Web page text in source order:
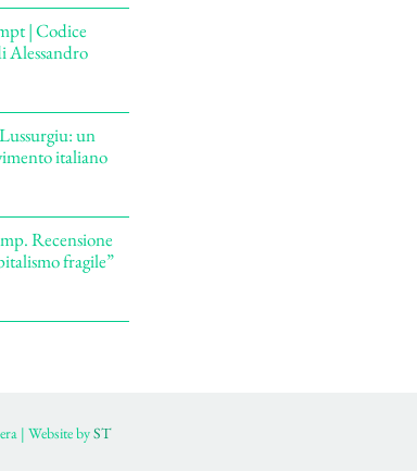
| Codice
Alessandro
un
italiano
Recensione
fragile”
| Website byST